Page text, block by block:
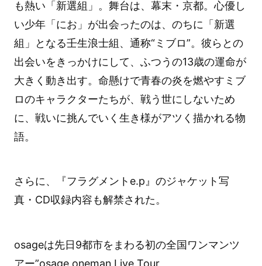
も熱い「新選組」。舞台は、幕末・京都。心優し
い少年「にお」が出会ったのは、のちに「新選
組」となる壬生浪士組、通称“ミブロ”。彼らとの
出会いをきっかけにして、ふつうの13歳の運命が
大きく動き出す。命懸けで青春の炎を燃やすミブ
ロのキャラクターたちが、戦う世にしないため
に、戦いに挑んでいく生き様がアツく描かれる物
語。
さらに、『フラグメントe.p』のジャケット写
真・CD収録内容も解禁された。
osageは先日9都市をまわる初の全国ワンマンツ
アー”osage oneman Live Tour